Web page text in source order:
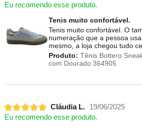
Eu recomendo esse produto.
Tenis muito confortável.
Tenis muito confortável. O
numeração que a pessoa
mesmo, a loja chegou tudo
Produto: Tênis Bottero
com Dourado 364905
Cláudia L.
19/06/2025
Eu recomendo esse produto.